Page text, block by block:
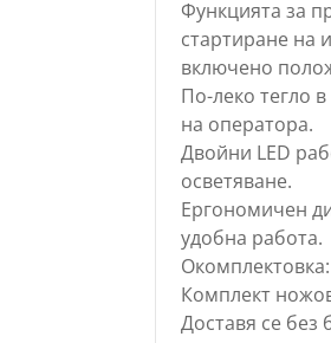
Функцията за
стартиране на
включено
По-леко тегло
на оператора.
Двойни LED
осветяване.
Ергономичен
удобна работа.
Окомплектовка:
Комплект
Доставя се без